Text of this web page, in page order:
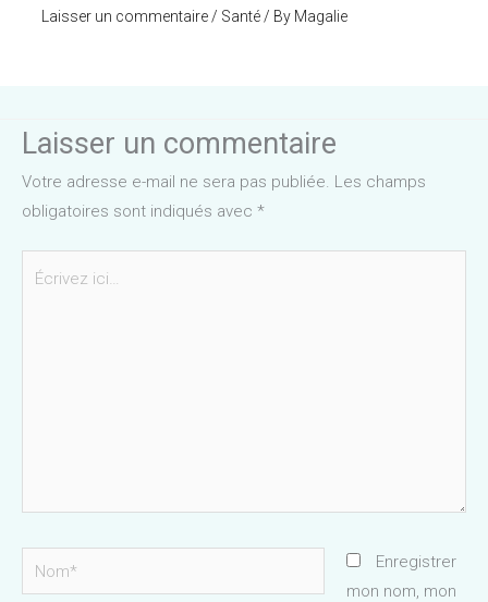
Laisser un commentaire / Santé/ By Magalie
Laisser un commentaire
Votre adresse e-mail ne sera pas publiée. Les champs
obligatoires sont indiqués avec *
Nom*
Enregistrer
mon nom, mon